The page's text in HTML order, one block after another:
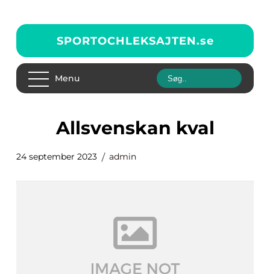
SPORTOCHLEKSAJTEN.se
Menu
allsvenskan kval
24 september 2023 admin